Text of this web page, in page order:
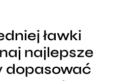
ławki
najlepsze
dopasować